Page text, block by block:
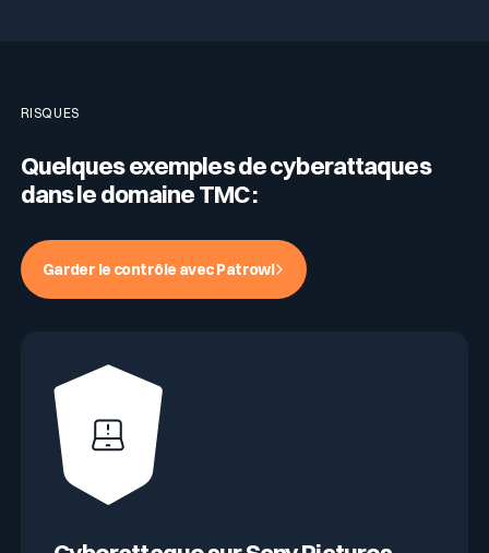
RISQUES
Quelques exemples de cyberattaques
dans le domaine TMC :
Garder le contrôle avec Patrowl